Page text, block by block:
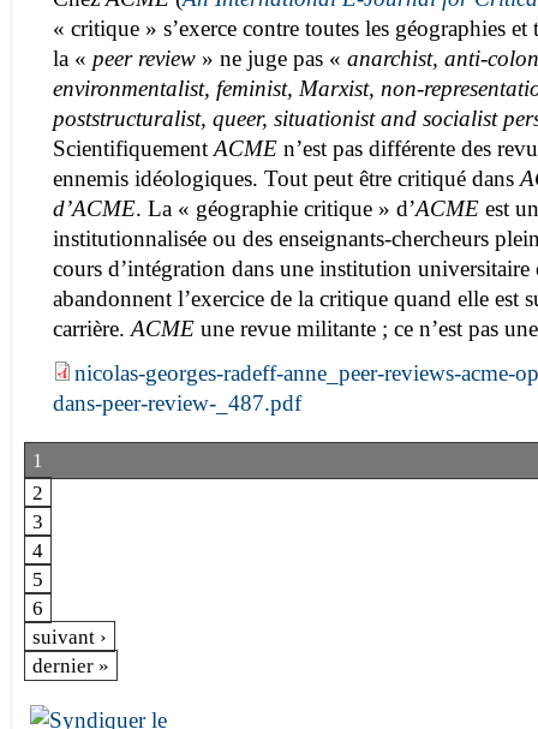
« critique » s’exerce contre toutes les géographies et
la « peer review » ne juge pas « anarchist, anti-
environmentalist, feminist, Marxist, non-
poststructuralist, queer, situationist and socialist
Scientifiquement ACME n’est pas différente des
ennemis idéologiques. Tout peut être critiqué dans
d’ACME. La « géographie critique » d’ACME est
institutionnalisée ou des enseignants-chercheurs
cours d’intégration dans une institution
abandonnent l’exercice de la critique quand elle est
carrière. ACME une revue militante ; ce n’est pas
nicolas-georges-radeff-anne_peer-reviews-acme-
dans-peer-review-_487.pdf
1
2
3
4
5
6
suivant ›
dernier »